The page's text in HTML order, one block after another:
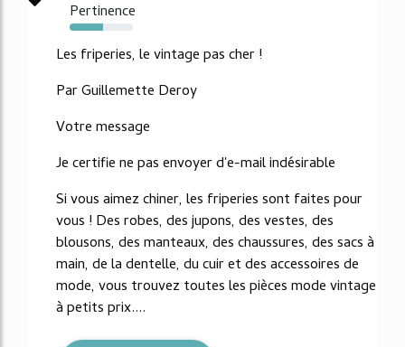
Pertinence
53%
Les friperies, le vintage pas cher !
Par Guillemette Deroy
Votre message
Je certifie ne pas envoyer d'e-mail indésirable
Si vous aimez chiner, les friperies sont faites pour
vous ! Des robes, des jupons, des vestes, des
blousons, des manteaux, des chaussures, des sacs à
main, de la dentelle, du cuir et des accessoires de
mode, vous trouvez toutes les pièces mode vintage
à petits prix....